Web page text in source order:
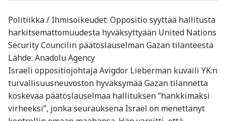
Politiikka / Ihmisoikeudet: Oppositio syyttää hallitusta
harkitsemattomuudesta hyväksyttyään United Nations
Security Councilin päätöslauselman Gazan tilanteesta
Lähde: Anadolu Agency
Israeli oppositiojohtaja Avigdor Lieberman kuvaili YK:n
turvallisuusneuvoston hyväksymää Gazan tilannetta
koskevaa päätöslauselmaa hallituksen “hankkimaksi
virheeksi”, jonka seurauksena Israel on menettänyt